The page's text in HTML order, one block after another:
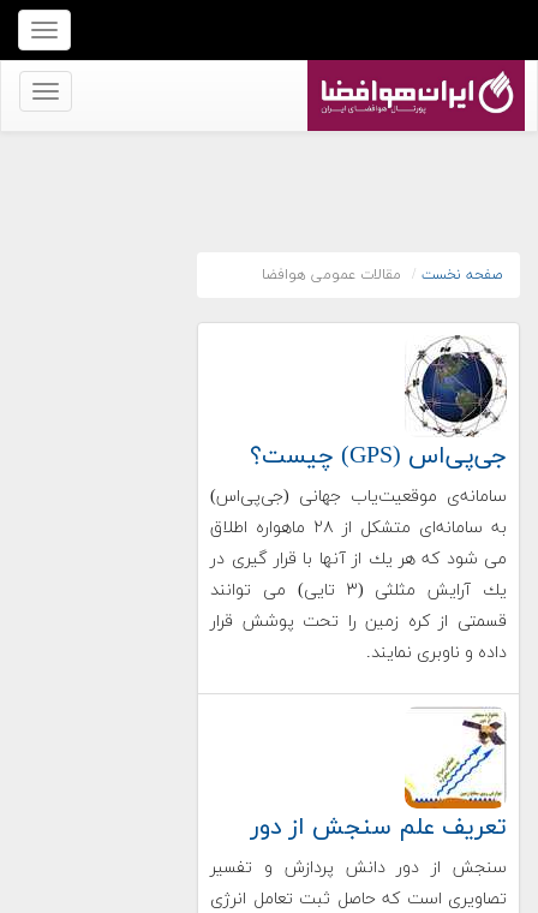
برای
نمایش
منو
برای
صفحه نخست مقالات عمومی هوافضا
جی‌پی‌اس (GPS) چیست؟
سامانه‌ی موقعیت‌یاب جهانی (جی‌پی‌اس)
به سامانه‌ای متشكل از ۲۸ ماهواره اطلاق
می شود كه هر یك از آنها با قرار گیری در
یك آرایش مثلثی (۳ تایی) می توانند
قسمتی از كره زمین را تحت پوشش قرار
داده و ناوبری نمایند.
تعريف علم سنجش از دور
سنجش از دور دانش پردازش و تفسير
تصاويری است که حاصل ثبت تعامل انرژی